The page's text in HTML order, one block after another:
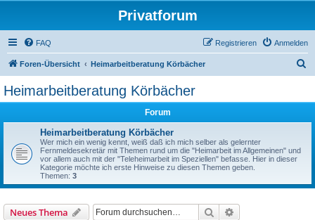
Privatforum
FAQ Anmelden
Registrieren
Foren-Übersicht Heimarbeitberatung Körbächer
Heimarbeitberatung Körbächer
Forum
Heimarbeitberatung Körbächer
Wer mich ein wenig kennt, weiß daß ich mich selber als gelernter
Fernmeldesekretär mit Themen rund um die "Heimarbeit im Allgemeinen" und
vor allem auch mit der "Teleheimarbeit im Speziellen" befasse. Hier in dieser
Kategorie möchte ich erste Hinweise zu diesen Themen geben.
Themen: 3
Neues Thema Suche